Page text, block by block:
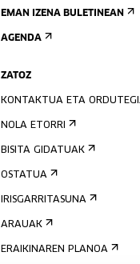
EMAN IZENA BULETINEAN
AGENDA
ZATOZ
KONTAKTUA ETA
NOLA ETORRI
BISITA GIDATUAK
OSTATUA
IRISGARRITASUNA
ARAUAK
ERAIKINAREN PLANOA